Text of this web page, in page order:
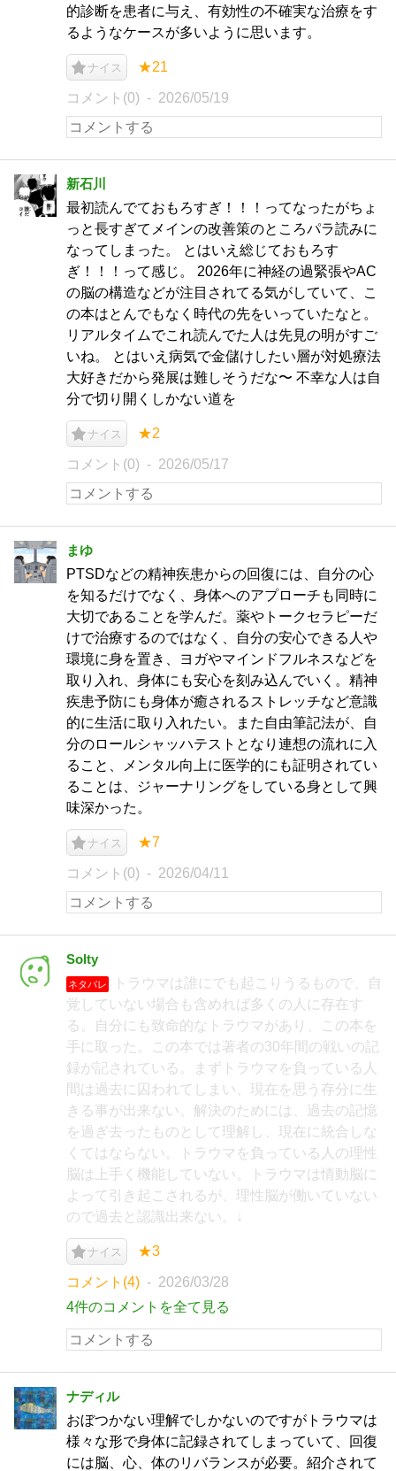
的診断を患者に与え、有効性の不確実な治療をす
るようなケースが多いように思います。
ナイス ★21
コメント(0) 2026/05/19
新石川
最初読んでておもろすぎ！！！ってなったがちょ
っと長すぎてメインの改善策のところパラ読みに
なってしまった。 とはいえ総じておもろす
ぎ！！！って感じ。 2026年に神経の過緊張やAC
の脳の構造などが注目されてる気がしていて、こ
の本はとんでもなく時代の先をいっていたなと。
リアルタイムでこれ読んでた人は先見の明がすご
いね。 とはいえ病気で金儲けしたい層が対処療法
大好きだから発展は難しそうだな〜 不幸な人は自
分で切り開くしかない道を
ナイス ★2
コメント(0) 2026/05/17
まゆ
PTSDなどの精神疾患からの回復には、自分の心
を知るだけでなく、身体へのアプローチも同時に
大切であることを学んだ。薬やトークセラピーだ
けで治療するのではなく、自分の安心できる人や
環境に身を置き、ヨガやマインドフルネスなどを
取り入れ、身体にも安心を刻み込んでいく。精神
疾患予防にも身体が癒されるストレッチなど意識
的に生活に取り入れたい。また自由筆記法が、自
分のロールシャッハテストとなり連想の流れに入
ること、メンタル向上に医学的にも証明されてい
ることは、ジャーナリングをしている身として興
味深かった。
ナイス ★7
コメント(0) 2026/04/11
Solty
ネタバレ
トラウマは誰にでも起こりうるもので、自
覚していない場合も含めれば多くの人に存在す
る。自分にも致命的なトラウマがあり、この本を
手に取った。この本では著者の30年間の戦いの記
録が記されている。まずトラウマを負っている人
間は過去に囚われてしまい、現在を思う存分に生
きる事が出来ない。解決のためには、過去の記憶
を過ぎ去ったものとして理解し、現在に統合しな
くてはならない。トラウマを負っている人の理性
脳は上手く機能していない。トラウマは情動脳に
よって引き起こされるが、理性脳が働いていない
ので過去と認識出来ない。↓
ナイス ★3
コメント(4)
2026/03/28
4件のコメントを全て見る
ナディル
おぼつかない理解でしかないのですがトラウマは
様々な形で身体に記録されてしまっていて、回復
には脳、心、体のリバランスが必要。紹介されて